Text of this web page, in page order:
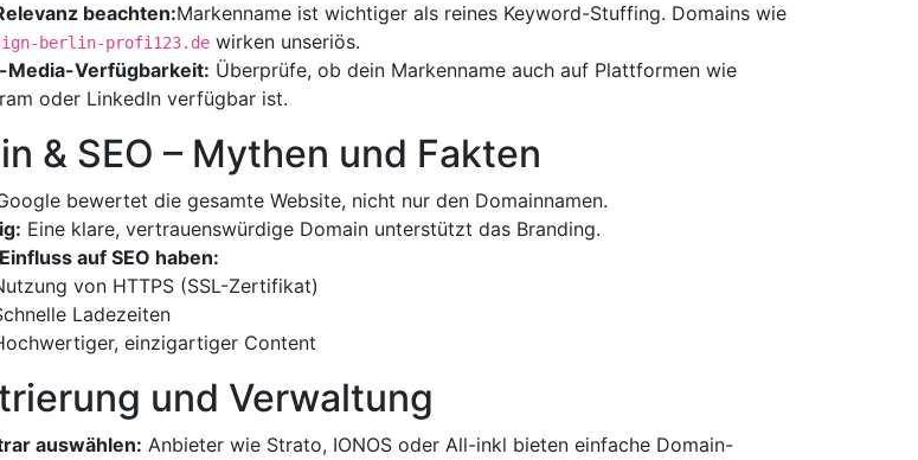
beachten:Markenname ist wichtiger als reines Keyword-Stuffing. Domains wie
berlin-profi123.dewirken unseriös.
Media-Verfügbarkeit: Überprüfe, ob dein Markenname auch auf Plattformen wie
oder LinkedIn verfügbar ist.
& SEO – Mythen und Fakten
bewertet die gesamte Website, nicht nur den Domainnamen.
Eine klare, vertrauenswürdige Domain unterstützt das Branding.
auf SEO haben:
von HTTPS (SSL-Zertifikat)
Ladezeiten
einzigartiger Content
und Verwaltung
auswählen: Anbieter wie Strato, IONOS oder All-inkl bieten einfache Domain-